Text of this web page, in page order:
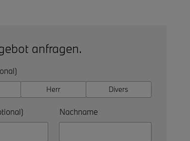
anfragen.
Herr Divers
Nachname